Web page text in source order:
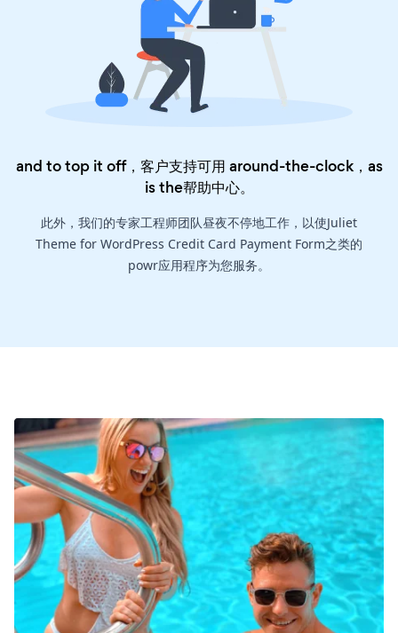
and to top it off，客户支持可用 around-the-clock，as
is the帮助中心。
此外，我们的专家工程师团队昼夜不停地工作，以使Juliet
Theme for WordPress Credit Card Payment Form之类的
powr应用程序为您服务。